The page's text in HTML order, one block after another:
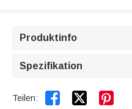
Produktinfo
Spezifikation
Teilen:  